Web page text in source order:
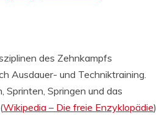
des Zehnkampfs
Ausdauer- und Techniktraining.
Sprinten, Springen und das
Wikipedia – Die freie Enzyklopädie)​​